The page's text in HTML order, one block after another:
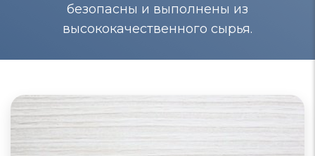
безопасны и выполнены из
высококачественного сырья.
Шкафы-купе из МДФ